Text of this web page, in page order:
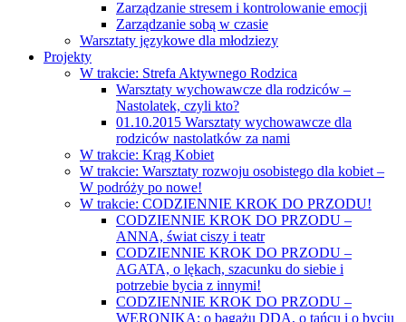
Zarządzanie stresem i kontrolowanie emocji
Zarządzanie sobą w czasie
Warsztaty językowe dla młodziezy
Projekty
W trakcie: Strefa Aktywnego Rodzica
Warsztaty wychowawcze dla rodziców –
Nastolatek, czyli kto?
01.10.2015 Warsztaty wychowawcze dla
rodziców nastolatków za nami
W trakcie: Krąg Kobiet
W trakcie: Warsztaty rozwoju osobistego dla kobiet –
W podróży po nowe!
W trakcie: CODZIENNIE KROK DO PRZODU!
CODZIENNIE KROK DO PRZODU –
ANNA, świat ciszy i teatr
CODZIENNIE KROK DO PRZODU –
AGATA, o lękach, szacunku do siebie i
potrzebie bycia z innymi!
CODZIENNIE KROK DO PRZODU –
WERONIKA: o bagażu DDA, o tańcu i o byciu